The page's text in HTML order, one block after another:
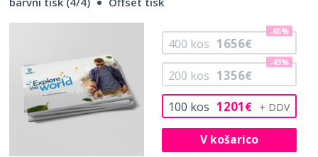
100 kos 1201€
200 kos 1356€
-43%
400 kos 1656€
-65%
V košarico